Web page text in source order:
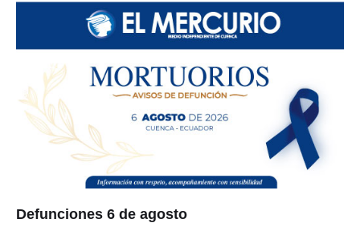
Defunciones 6 de agosto